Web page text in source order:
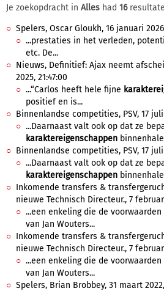
Je zoekopdracht in Alles had 16
Spelers, Oscar Gloukh, 16 januari 2026,
...prestaties in het verleden,
etc. De...
Nieuws, Definitief: Ajax neemt
2025, 21:47:00
...“Carlos heeft hele fijne
positief en is...
Binnenlandse competities, PSV, 17 juli
...Daarnaast valt ook op dat ze
karaktereigenschappen
Binnenlandse competities, PSV, 17 juli
...Daarnaast valt ook op dat ze
karaktereigenschappen
Inkomende transfers &
nieuwe Technisch Directeur., 7
...een enkeling die de voorwaarden
van Jan Wouters...
Inkomende transfers &
nieuwe Technisch Directeur., 7 februari
...een enkeling die de voorwaarden
van Jan Wouters...
Spelers, Brian Brobbey, 31 maart 2022,